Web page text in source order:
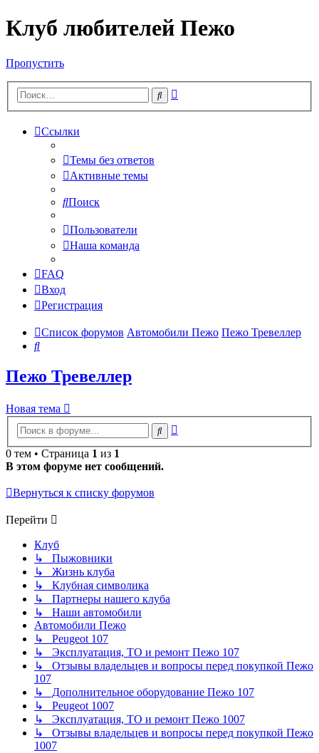
Клуб любителей Пежо
Пропустить
Поиск
Ссылки
Темы без ответов
Активные темы
Поиск
Пользователи
Наша команда
FAQ
Вход
Регистрация
Список форумов Автомобили Пежо Пежо Тревеллер
Поиск
Пежо Тревеллер
Новая тема
Поиск
0 тем • Страница 1 из 1
В этом форуме нет сообщений.
Вернуться к списку форумов
Перейти
Клуб
↳ Пыжовники
↳ Жизнь клуба
↳ Клубная символика
↳ Партнеры нашего клуба
↳ Наши автомобили
Автомобили Пежо
↳ Peugeot 107
↳ Эксплуатация, ТО и ремонт Пежо 107
↳ Отзывы владельцев и вопросы перед покупкой Пежо
107
↳ Дополнительное оборудование Пежо 107
↳ Peugeot 1007
↳ Эксплуатация, ТО и ремонт Пежо 1007
↳ Отзывы владельцев и вопросы перед покупкой Пежо
1007